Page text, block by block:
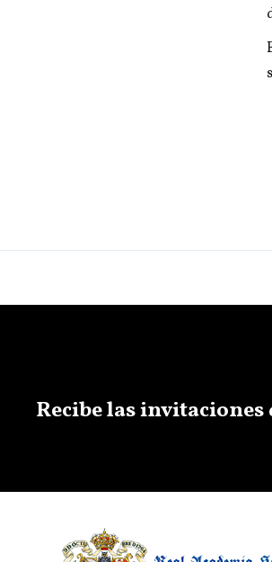
Recibe las invitaciones